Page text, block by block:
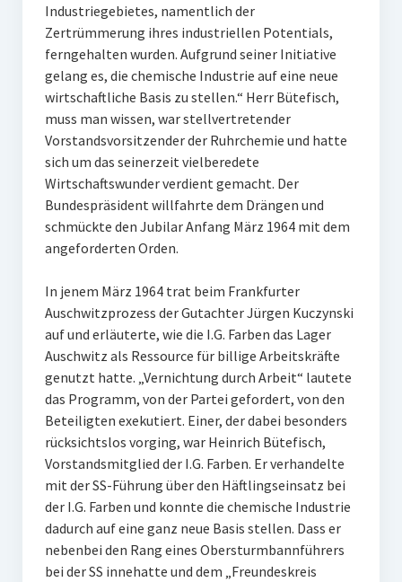
Industriegebietes, namentlich der
Zertrümmerung ihres industriellen Potentials,
ferngehalten wurden. Aufgrund seiner Initiative
gelang es, die chemische Industrie auf eine neue
wirtschaftliche Basis zu stellen.“ Herr Bütefisch,
muss man wissen, war stellvertretender
Vorstandsvorsitzender der Ruhrchemie und hatte
sich um das seinerzeit vielberedete
Wirtschaftswunder verdient gemacht. Der
Bundespräsident willfahrte dem Drängen und
schmückte den Jubilar Anfang März 1964 mit dem
angeforderten Orden.
In jenem März 1964 trat beim Frankfurter
Auschwitzprozess der Gutachter Jürgen Kuczynski
auf und erläuterte, wie die I.G. Farben das Lager
Auschwitz als Ressource für billige Arbeitskräfte
genutzt hatte. „Vernichtung durch Arbeit“ lautete
das Programm, von der Partei gefordert, von den
Beteiligten exekutiert. Einer, der dabei besonders
rücksichtslos vorging, war Heinrich Bütefisch,
Vorstandsmitglied der I.G. Farben. Er verhandelte
mit der SS-Führung über den Häftlingseinsatz bei
der I.G. Farben und konnte die chemische Industrie
dadurch auf eine ganz neue Basis stellen. Dass er
nebenbei den Rang eines Obersturmbannführers
bei der SS innehatte und dem „Freundeskreis